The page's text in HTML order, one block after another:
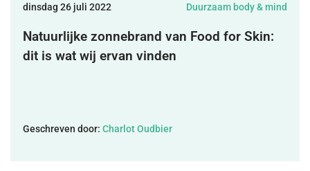
MIJN ACCOUNT
dinsdag 26 juli 2022 Duurzaam body & mind
Natuurlijke zonnebrand van Food for Skin:
dit is wat wij ervan vinden
Geschreven door: Charlot Oudbier